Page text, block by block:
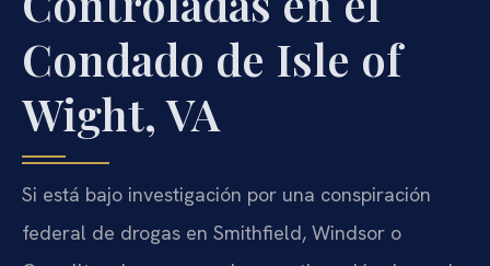
Condado de Isle of
Wight, VA
Si está bajo investigación por una conspiración
federal de drogas en Smithfield, Windsor o